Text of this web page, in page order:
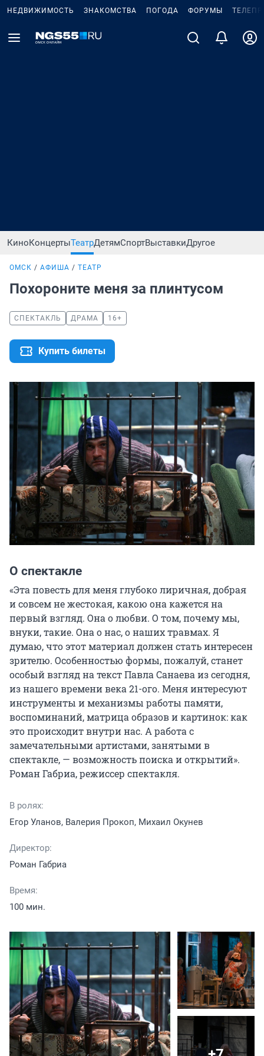
НЕДВИЖИМОСТЬ ЗНАКОМСТВА ПОГОДА ФОРУМЫ
КиноКонцертыТеатрДетямСпортВыставкиДругое
ОМСК АФИША ТЕАТР
Похороните меня за плинтусом
СПЕКТАКЛЬ ДРАМА 16+
Купить билеты
О спектакле
«Эта повесть для меня глубоко лиричная, добрая
и совсем не жестокая, какою она кажется на
первый взгляд. Она о любви. О том, почему мы,
внуки, такие. Она о нас, о наших травмах. Я
думаю, что этот материал должен стать интересен
зрителю. Особенностью формы, пожалуй, станет
особый взгляд на текст Павла Санаева из сегодня,
из нашего времени века 21-ого. Меня интересуют
инструменты и механизмы работы памяти,
воспоминаний, матрица образов и картинок: как
это происходит внутри нас. А работа с
замечательными артистами, занятыми в
спектакле, — возможность поиска и открытий».
Роман Габриа, режиссер спектакля.
В ролях:
Егор Уланов, Валерия Прокоп, Михаил Окунев
Директор:
Роман Габриа
Время:
100 мин.